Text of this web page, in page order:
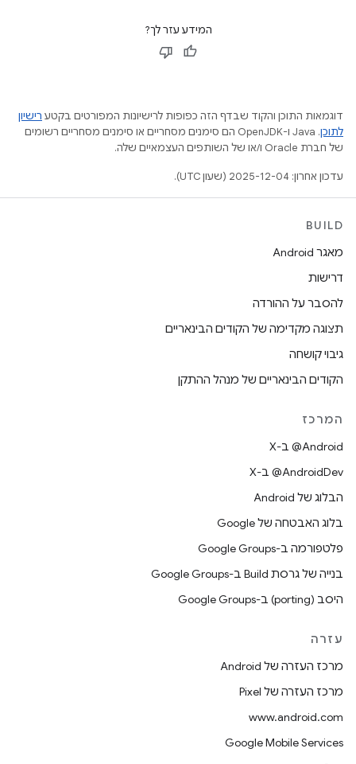
המידע עזר לך?
דוגמאות התוכן והקוד שבדף הזה כפופות לרישיונות המפורטים בקטע רישיון
לתוכן
.‏ Java ו-OpenJDK הם סימנים מסחריים או סימנים מסחריים רשומים
של חברת Oracle ו/או של השותפים העצמאיים שלה.
עדכון אחרון: 2025-12-04 (שעון UTC).
BUILD
מאגר Android
דרישות
להסבר על ההורדה
תצוגה מקדימה של הקודים הבינאריים
גיבוי קושחה
הקודים הבינאריים של מנהל ההתקן
המרכז
‫‎@Android ב-X
‫‎@AndroidDev ב-X
הבלוג של Android
בלוג האבטחה של Google
פלטפורמה ב-Google Groups
בנייה של גרסת Build ב-Google Groups
היסב (porting) ב-Google Groups
עזרה
מרכז העזרה של Android
מרכז העזרה של Pixel
www.android.com
Google Mobile Services